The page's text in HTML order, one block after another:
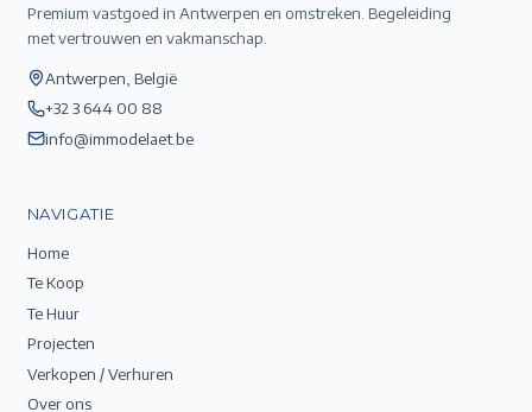
Premium vastgoed in Antwerpen en omstreken. Begeleiding
met vertrouwen en vakmanschap.
Antwerpen, België
+32 3 644 00 88
info@immodelaet.be
NAVIGATIE
Home
Te Koop
Te Huur
Projecten
Verkopen / Verhuren
Over ons